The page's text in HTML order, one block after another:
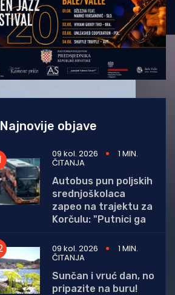
Najnovije objave
09 kol. 2026 1 MIN.
ČITANJA
Autobus pun poljskih
srednjoškolaca
zapeo na trajektu za
Korčulu: "Putnici ga
09 kol. 2026 1 MIN.
ČITANJA
Sunčan i vruć dan, no
pripazite na buru!